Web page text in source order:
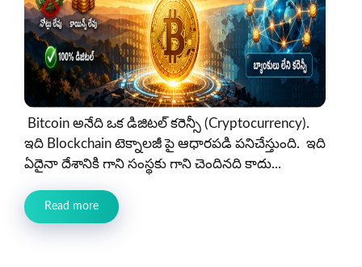
Bitcoin అనేది ఒక డిజిటల్ కరెన్సీ (Cryptocurrency).
ఇది Blockchain టెక్నాలజీ పై ఆధారపడి పనిచేస్తుంది. ఇది
ఏదైనా దేశానికి గాని సంస్థకు గాని చెందినది కాదు...
Read more